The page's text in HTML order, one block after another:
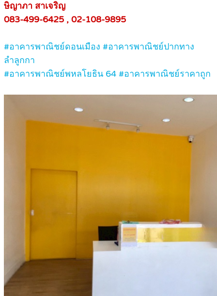
ษิญาภา สาเจริญ
083-499-6425 , 02-108-9895
#อาคารพาณิชย์ดอนเมือง #อาคารพาณิชย์ปากทาง
ลำลูกกา
#อาคารพาณิชย์พหลโยธิน 64 #อาคารพาณิชย์ราคาถูก